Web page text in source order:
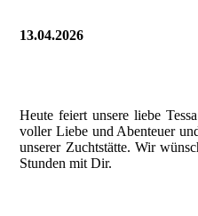
13.04.2026
Heute feiert unsere liebe
voller Liebe und Abenteuer
unserer Zuchtstätte. Wir
Stunden mit Dir.